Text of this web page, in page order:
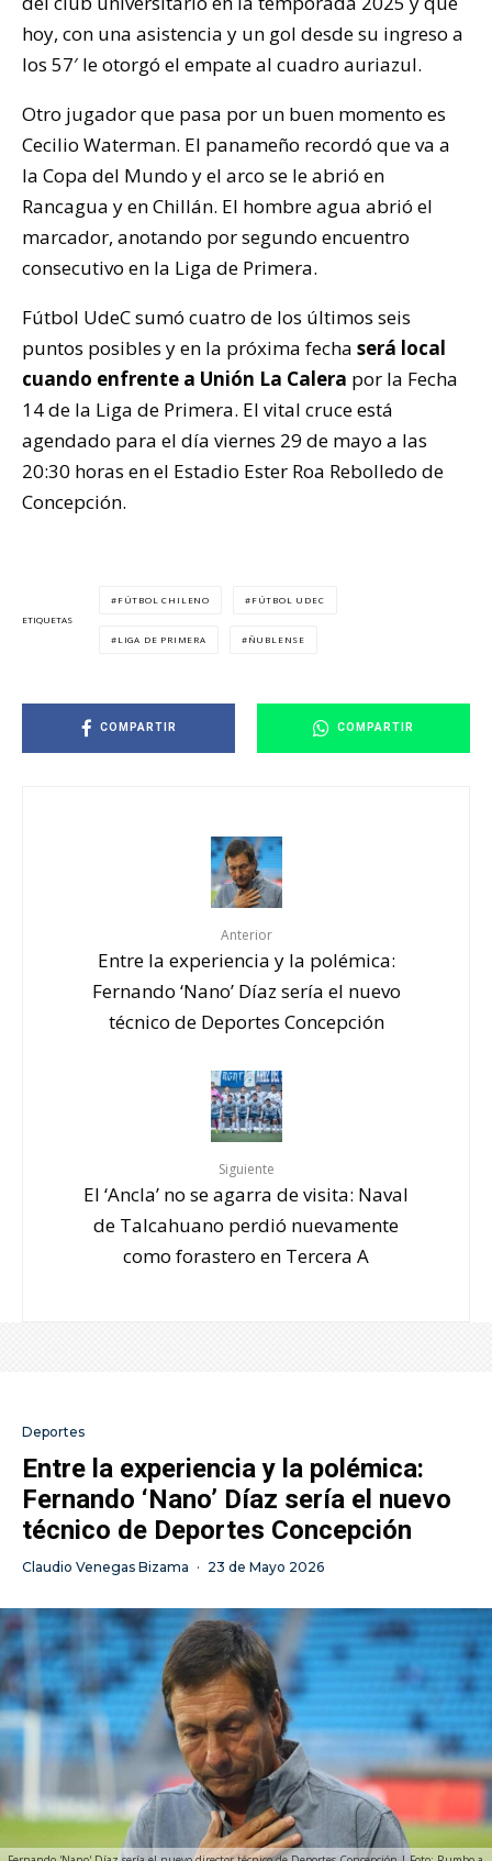
hoy, con una asistencia y un gol desde su ingreso a
los 57′ le otorgó el empate al cuadro auriazul.
Otro jugador que pasa por un buen momento es
Cecilio Waterman. El panameño recordó que va a
la Copa del Mundo y el arco se le abrió en
Rancagua y en Chillán. El hombre agua abrió el
marcador, anotando por segundo encuentro
consecutivo en la Liga de Primera.
Fútbol UdeC sumó cuatro de los últimos seis
puntos posibles y en la próxima fecha será local
cuando enfrente a Unión La Calera por la Fecha
14 de la Liga de Primera. El vital cruce está
agendado para el día viernes 29 de mayo a las
20:30 horas en el Estadio Ester Roa Rebolledo de
Concepción.
ETIQUETAS
FÚTBOL CHILENO FÚTBOL UDEC
LIGA DE PRIMERA ÑUBLENSE
COMPARTIR COMPARTIR
Anterior
Entre la experiencia y la polémica:
Fernando ‘Nano’ Díaz sería el nuevo
técnico de Deportes Concepción
Siguiente
El ‘Ancla’ no se agarra de visita: Naval
de Talcahuano perdió nuevamente
como forastero en Tercera A
Deportes
Entre la experiencia y la polémica:
Fernando ‘Nano’ Díaz sería el nuevo
técnico de Deportes Concepción
Claudio Venegas Bizama · 23 de Mayo 2026